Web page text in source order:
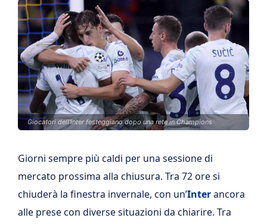
Giocatori dell'Inter festeggiano dopo una rete in Champions
Giorni sempre più caldi per una sessione di
mercato prossima alla chiusura. Tra 72 ore si
chiuderà la finestra invernale, con un’Interancora
alle prese con diverse situazioni da chiarire. Tra